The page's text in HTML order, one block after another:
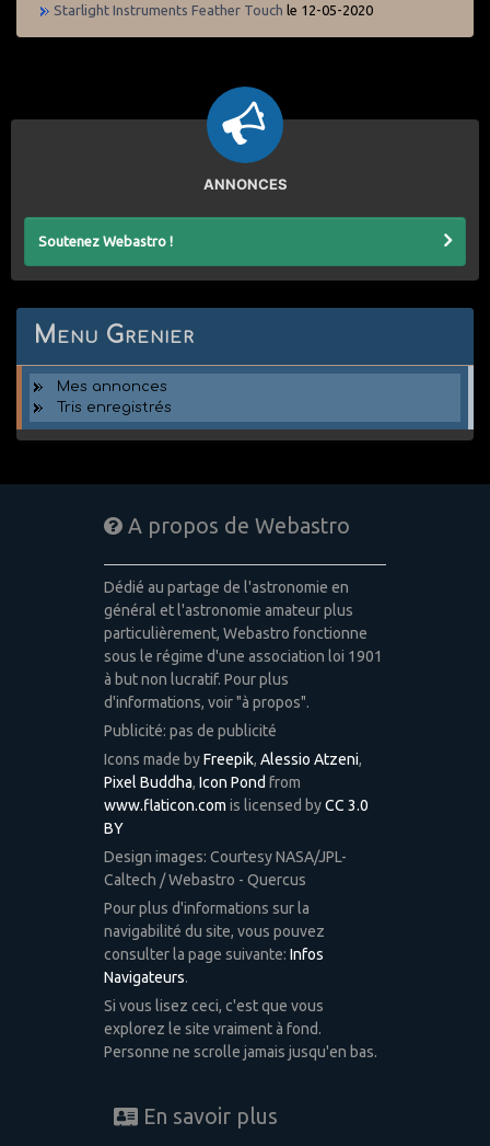
Starlight Instruments Feather Touch le 12-05-2020
ANNONCES
Soutenez Webastro !
Menu Grenier
Mes annonces
Tris enregistrés
A propos de Webastro
Dédié au partage de l'astronomie en
général et l'astronomie amateur plus
particulièrement, Webastro fonctionne
sous le régime d'une association loi 1901
à but non lucratif. Pour plus
d'informations, voir "à propos".
Publicité: pas de publicité
Icons made byFreepik, Alessio Atzeni,
Pixel Buddha, Icon Pond from
www.flaticon.com is licensed byCC 3.0
BY
Design images: Courtesy NASA/JPL-
Caltech / Webastro - Quercus
Pour plus d'informations sur la
navigabilité du site, vous pouvez
consulter la page suivante: Infos
Navigateurs.
Si vous lisez ceci, c'est que vous
explorez le site vraiment à fond.
Personne ne scrolle jamais jusqu'en bas.
En savoir plus